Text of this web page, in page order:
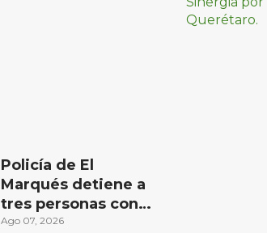
Policía de El
Marqués detiene a
tres personas con
distintos narcóticos
Ago 07, 2026